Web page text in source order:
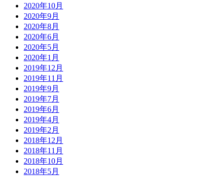
2020年10月
2020年9月
2020年8月
2020年6月
2020年5月
2020年1月
2019年12月
2019年11月
2019年9月
2019年7月
2019年6月
2019年4月
2019年2月
2018年12月
2018年11月
2018年10月
2018年5月